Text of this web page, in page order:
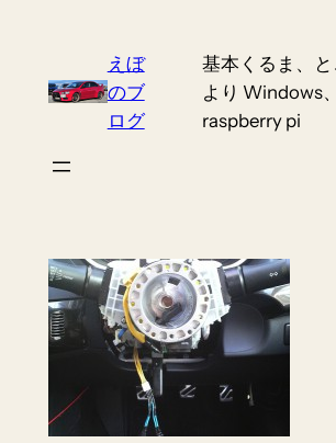
content
えぼ
のブ
ログ
基本くるま、と
より Windows
raspberry pi